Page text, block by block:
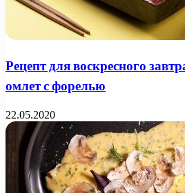
Рецепт для воскресного
омлет с форелью
22.05.2020